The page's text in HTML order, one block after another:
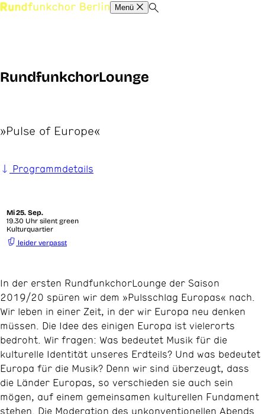
Menü
RundfunkchorLounge
»Pulse of Europe«
Programmdetails
Mi25. Sep.
19.30 Uhr silent green
Kulturquartier
leider verpasst
In der ersten RundfunkchorLounge der Saison
2019/20 spüren wir dem »Pulsschlag Europas« nach.
Wir leben in einer Zeit, in der wir Europa neu denken
müssen. Die Idee des einigen Europa ist vielerorts
bedroht. Wir fragen: Was bedeutet Musik für die
kulturelle Identität unseres Erdteils? Und was bedeutet
Europa für die Musik? Denn wir sind überzeugt, dass
die Länder Europas, so verschieden sie auch sein
mögen, auf einem gemeinsamen kulturellen Fundament
stehen. Die Moderation des unkonventionellen Abends